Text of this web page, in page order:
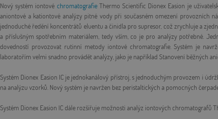
Nový systém iontové chromatografie Thermo Scientific Dionex Easion je
aniontové a kationtové analýzy pitné vody při současném omezení provozních
jednoduché ředění koncentrátů eluentu a činidla pro supresor, což zrychluje a
a příslušným spotřebním materiálem, tedy vším, co je pro analýzy potřebné.
dovedností provozovat rutinní metody iontové chromatografie. Systém je
laboratořím velmi snadno provádět analýzy, jako je například Stanovení běžných
Systém Dionex Easion IC je jednokanálový přístroj, s jednoduchým provozem i
na analýzu vzorků. Nový systém je navržen bez peristaltických a pomocných
Systém Dionex Easion IC dále rozšiřuje možnosti analýz iontových chromatografů